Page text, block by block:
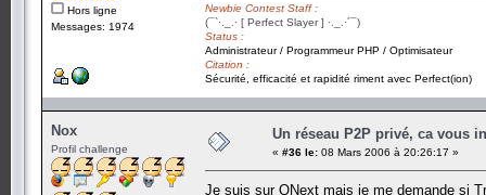
Hors ligne
Messages: 1974
Newbie Contest Staff :
(¯`·._.· [ Perfect Slayer ] ·._.·´¯)
Status :
Administrateur / Programmeur PHP / Optimisateur
Citation :
Sécurité, efficacité et rapidité riment avec Perfect(ion)
Nox
Profil challenge
Un réseau P2P privé, ca vous
« #36 le: 08 Mars 2006 à 20:26:17 »
Je suis sur QNext mais je me demande si